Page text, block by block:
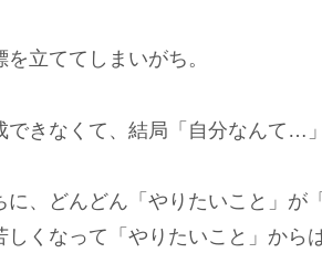
立ててしまいがち。
できなくて、結局「自分なんて…
に、どんどん「やりたいこと」が
くなって「やりたいこと」から